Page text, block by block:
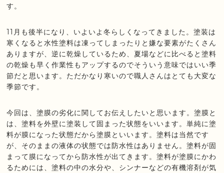
す。
11月も後半になり、いよいよ冬らしくなってきました。塗装は
寒くなると水性塗料は凍ってしまったりと嫌な要素がたくさん
ありますが、逆に乾燥しているため、夏場などに比べると塗料
の乾燥も早く作業性もアップするのでそういう意味ではいい季
節だと思います。ただかなり寒いので職人さんはとても大変な
季節です。
今回は、塗膜の劣化に関してお伝えしたいと思います。塗膜と
は、塗料を外壁に塗装して固まった状態をいいます。単純に塗
料が膜になった状態だから塗膜といいます。塗料は当然です
が、そのままの液体の状態では防水性はありません。塗料が固
まって膜になってから防水性が出てきます。塗料が塗膜にかわ
るためには、塗料の中の水分や、シンナーなどの有機溶剤が気